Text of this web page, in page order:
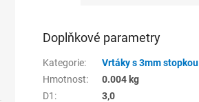
Doplňkové parametry
Kategorie:
Vrtáky s 3mm stopkou
Hmotnost:
0.004 kg
D1 :
3,0